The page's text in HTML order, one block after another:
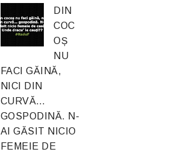
DIN
COC
OȘ
NU
FACI GĂINĂ,
NICI DIN
CURVĂ…
GOSPODINĂ. N-
AI GĂSIT NICIO
FEMEIE DE